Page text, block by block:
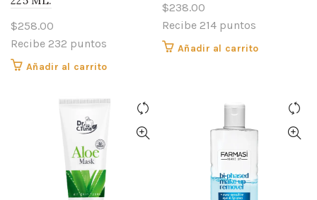
$258.00
Recibe 232 puntos
Añadir al carrito
$238.00
Recibe 214 puntos
Añadir al carrito